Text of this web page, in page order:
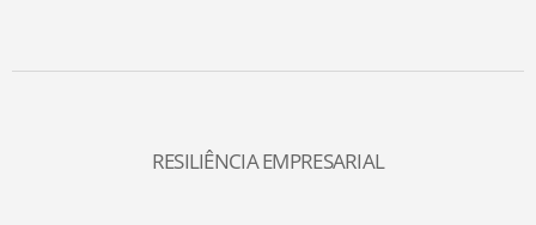
RESILIÊNCIA EMPRESARIAL